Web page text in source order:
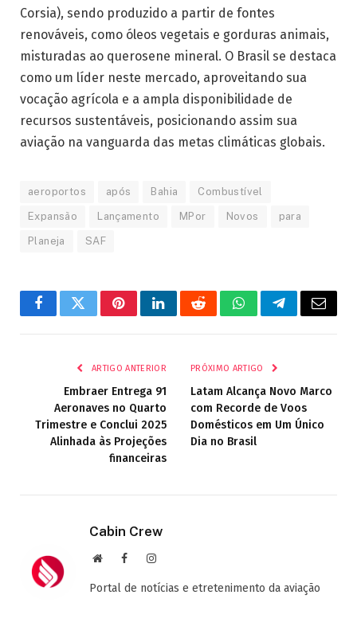
Corsia), sendo produzido a partir de fontes
renováveis, como óleos vegetais e gorduras animais,
misturadas ao querosene mineral. O Brasil se destaca
como um líder neste mercado, aproveitando sua
vocação agrícola e a ampla disponibilidade de
recursos sustentáveis, posicionando assim sua
aviação na vanguarda das metas climáticas globais.
aeroportos após Bahia Combustível
Expansão Lançamento MPor Novos para
Planeja SAF
FacebookTwitterPinterestLinkedInRedditWhatsAppTelegrama
E-
ARTIGO ANTERIOR
Embraer Entrega 91
Aeronaves no Quarto
Trimestre e Conclui 2025
Alinhada às Projeções
financeiras
PRÓXIMO ARTIGO
Latam Alcança Novo Marco
com Recorde de Voos
Domésticos em Um Único
Dia no Brasil
Cabin Crew
Site FacebookInstagram
Portal de notícias e etretenimento da aviação